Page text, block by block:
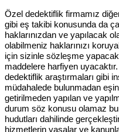
Özel dedektiflik firmamız
gibi eş takibi konusunda da
haklarınızdan ve yapılacak
olabilmeniz haklarınızı
için sizinle sözleşme
maddelere harfiyen
dedektiflik araştırmaları gibi
müdahalede bulunmadan
getirilmeden yapılan ve
durum söz konusu olamaz
hudutları dahilinde
hizmetlerin yasalar ve